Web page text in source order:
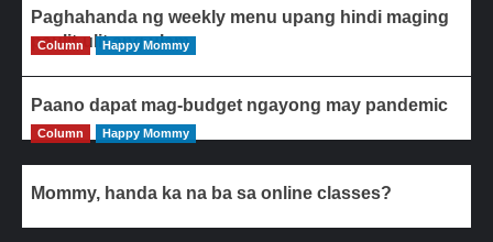
Paghahanda ng weekly menu upang hindi maging
paulit-ulit ang ulam
Column Happy Mommy
Paano dapat mag-budget ngayong may pandemic
Column Happy Mommy
Mommy, handa ka na ba sa online classes?